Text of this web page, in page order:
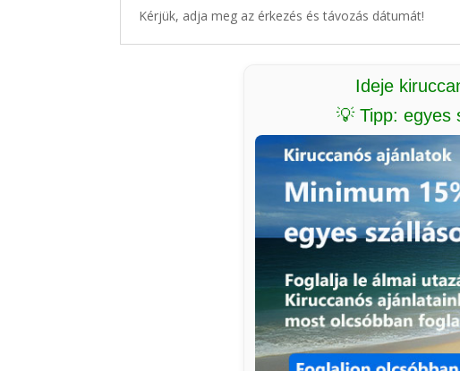
Kérjük, adja meg az érkezés és távozás dátumát!
Ideje
💡 Tipp: egyes